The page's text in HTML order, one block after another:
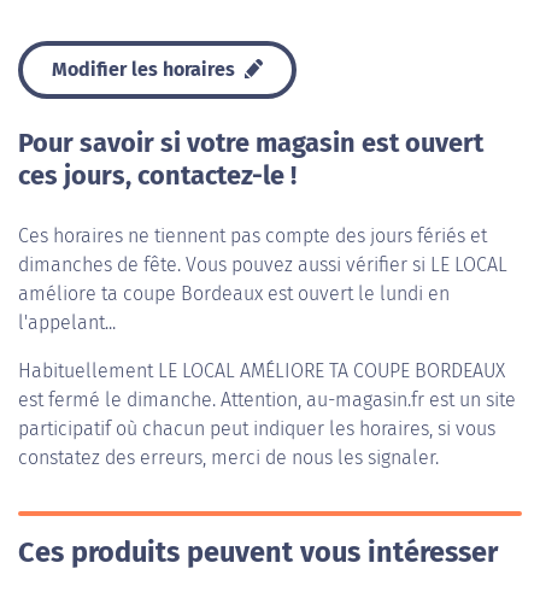
Modifier les horaires
Pour savoir si votre magasin est ouvert
ces jours, contactez-le !
Ces horaires ne tiennent pas compte des jours fériés et
dimanches de fête. Vous pouvez aussi vérifier si LE LOCAL
améliore ta coupe Bordeaux est ouvert le lundi en
l'appelant...
Habituellement LE LOCAL AMÉLIORE TA COUPE BORDEAUX
est fermé le dimanche. Attention, au-magasin.fr est un site
participatif où chacun peut indiquer les horaires, si vous
constatez des erreurs, merci de nous les signaler.
Ces produits peuvent vous intéresser